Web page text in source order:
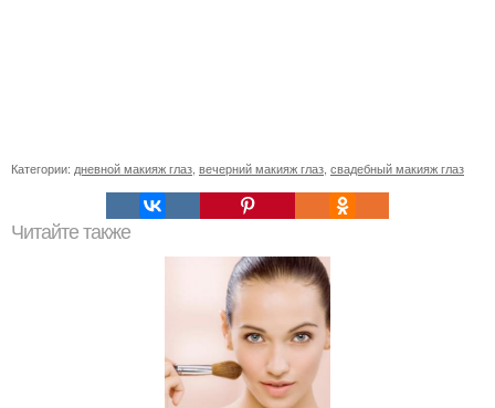
Категории: дневной макияж глаз вечерний макияж глаз свадебный макияж глаз
Читайте также